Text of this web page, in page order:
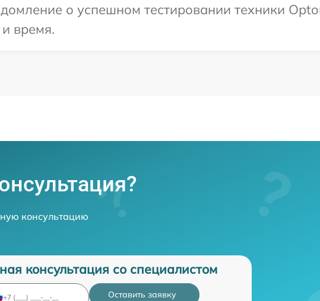
о успешном тестировании техники
время.
консультацию
консультация со специалистом
Оставить заявку